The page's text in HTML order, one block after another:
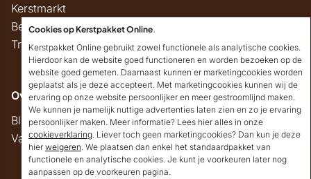
Kerstmarkt
Belastingregels
Track & Trace
Overig
Blog
Vacatures
Goedendag!
Mocht ik je ergens mee
Cookies op Kerstpakket Online.
Kerstpakket Online gebruikt zowel functionele als analytische cookies.
Hierdoor kan de website goed functioneren en worden bezoeken op de
website goed gemeten. Daarnaast kunnen er marketingcookies worden
geplaatst als je deze accepteert. Met marketingcookies kunnen wij de
ervaring op onze website persoonlijker en meer gestroomlijnd maken.
We kunnen je namelijk nuttige advertenties laten zien en zo je ervaring
persoonlijker maken. Meer informatie? Lees hier alles in onze
cookieverklaring. Liever toch geen marketingcookies? Dan kun je deze
hier weigeren. We plaatsen dan enkel het standaardpakket van
functionele en analytische cookies. Je kunt je voorkeuren later nog
aanpassen op de voorkeuren pagina.